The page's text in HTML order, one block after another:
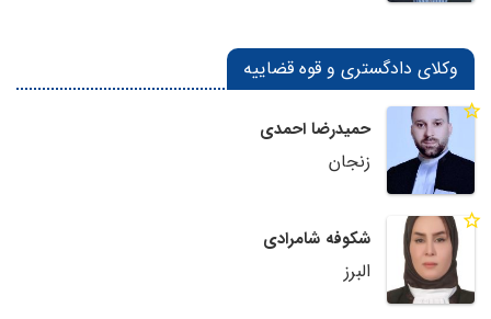
وکلای دادگستری و قوه قضاییه
حمیدرضا احمدی
زنجان
شکوفه شامرادی
البرز